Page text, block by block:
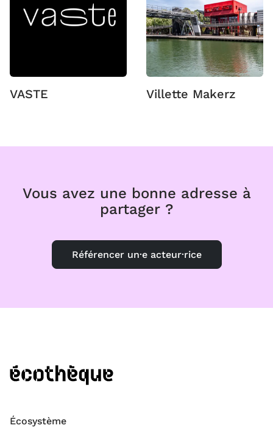
VASTE Villette Makerz
Vous avez une bonne adresse à
partager ?
Référencer un·e acteur·rice
Écosystème